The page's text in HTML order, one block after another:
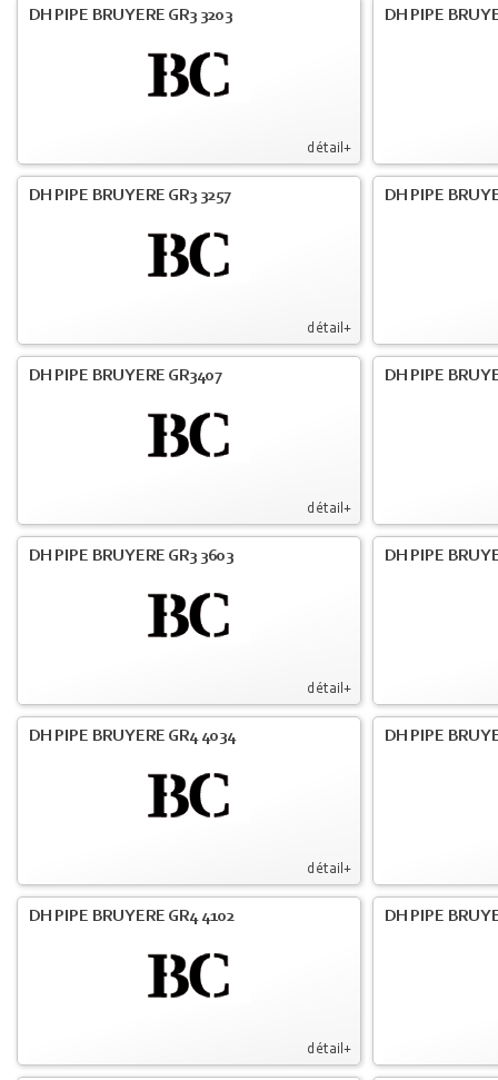
détail+
DH PIPE BRUYERE GR3 3203 DH PIPE
détail+
DH PIPE BRUYERE GR3 3257 DH PIPE
détail+
DH PIPE BRUYERE GR3407 DH PIPE
détail+
DH PIPE BRUYERE GR3 3603 DH PIPE
détail+
DH PIPE BRUYERE GR4 4034 DH PIPE
détail+
DH PIPE BRUYERE GR4 4102 DH PIPE